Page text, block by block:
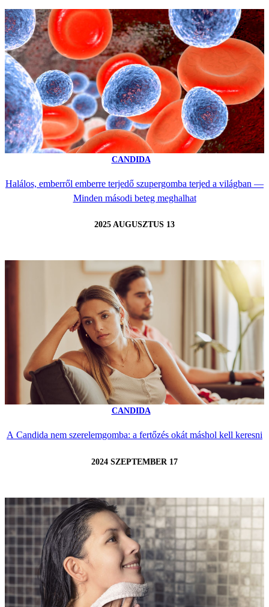
CANDIDA
Halálos, emberről emberre terjedő szupergomba terjed a világban —
Minden másodi beteg meghalhat
2025 AUGUSZTUS 13
CANDIDA
A Candida nem szerelemgomba: a fertőzés okát máshol kell keresni
2024 SZEPTEMBER 17